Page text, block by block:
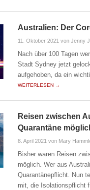
Australien: Der
11. Oktober 2021 von Jenny
Nach über 100 Tagen
Stadt Sydney jetzt
aufgehoben, da ein
WEITERLESEN →
Reisen zwischen
Quarantäne
8. April 2021 von Mary
Bisher waren Reisen
möglich. Wer aus
Quarantänepflicht. Nun
mit, die Isolationspflicht